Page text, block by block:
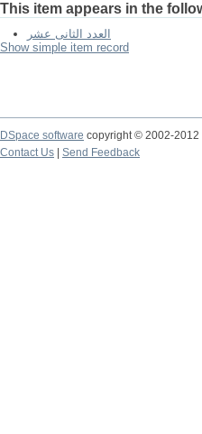
This item appears in the
العدد الثانى عشر
Show simple item record
DSpace software copyright © 2002-2012
Contact Us
Send Feedback